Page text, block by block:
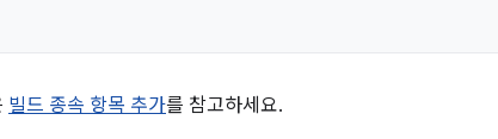
빌드 종속 항목 추가를 참고하세요.